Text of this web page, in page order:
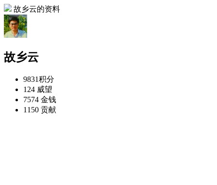
故乡云的资料
故乡云
9831积分
124 威望
7574 金钱
1150 贡献